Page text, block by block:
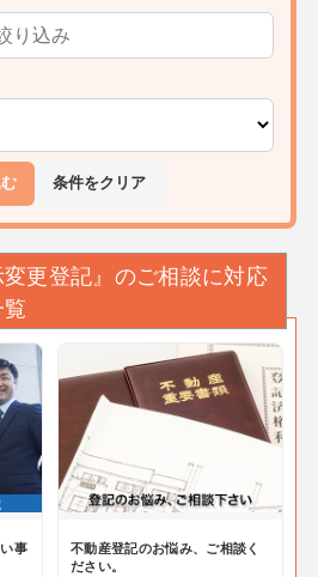
条件をクリア
変更登記』のご相談に対応
事
不動産登記のお悩み、ご相談く
ださい。